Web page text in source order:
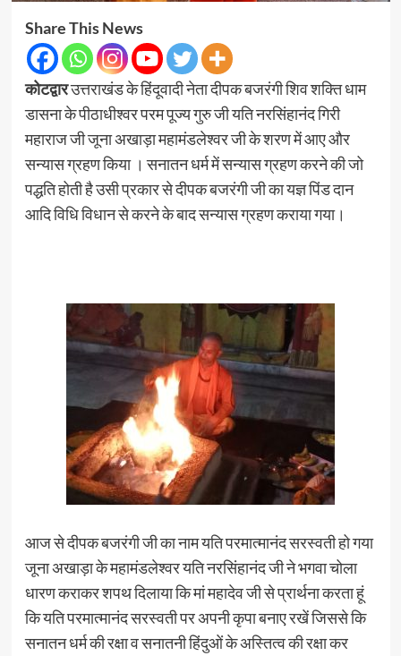
Share This News
कोटद्वारउत्तराखंड के हिंदूवादी नेता दीपक बजरंगी शिव शक्ति धाम
डासना के पीठाधीश्वर परम पूज्य गुरु जी यति नरसिंहानंद गिरी
महाराज जी जूना अखाड़ा महामंडलेश्वर जी के शरण में आए और
सन्यास ग्रहण किया । सनातन धर्म में सन्यास ग्रहण करने की जो
पद्धति होती है उसी प्रकार से दीपक बजरंगी जी का यज्ञ पिंड दान
आदि विधि विधान से करने के बाद सन्यास ग्रहण कराया गया।
आज से दीपक बजरंगी जी का नाम यति परमात्मानंद सरस्वती हो गया
जूना अखाड़ा के महामंडलेश्वर यति नरसिंहानंद जी ने भगवा चोला
धारण कराकर शपथ दिलाया कि मां महादेव जी से प्रार्थना करता हूं
कि यति परमात्मानंद सरस्वती पर अपनी कृपा बनाए रखें जिससे कि
सनातन धर्म की रक्षा व सनातनी हिंदुओं के अस्तित्व की रक्षा कर